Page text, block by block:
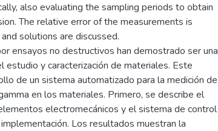
also evaluating the sampling periods to obtain
The relative error of the measurements is
solutions are discussed.
ensayos no destructivos han demostrado ser una
estudio y caracterización de materiales. Este
de un sistema automatizado para la medición de
en los materiales. Primero, se describe el
electromecánicos y el sistema de control
Los resultados muestran la